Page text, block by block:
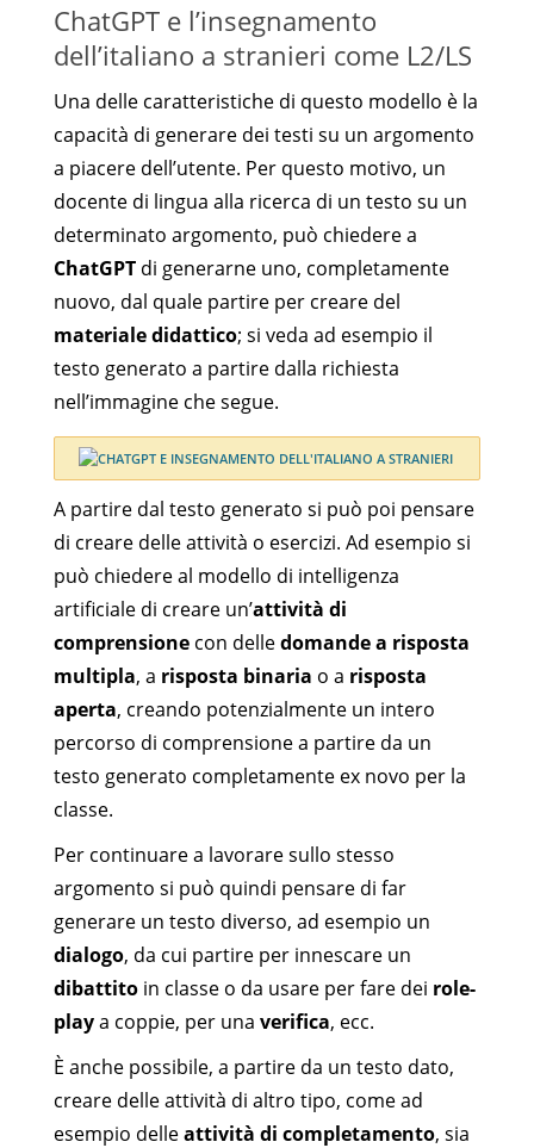
ChatGPT e l’insegnamento
dell’italiano a stranieri come L2/LS
Una delle caratteristiche di questo modello è la
capacità di generare dei testi su un argomento
a piacere dell’utente. Per questo motivo, un
docente di lingua alla ricerca di un testo su un
determinato argomento, può chiedere a
ChatGPT di generarne uno, completamente
nuovo, dal quale partire per creare del
materiale didattico; si veda ad esempio il
testo generato a partire dalla richiesta
nell’immagine che segue.
A partire dal testo generato si può poi pensare
di creare delle attività o esercizi. Ad esempio si
può chiedere al modello di intelligenza
artificiale di creare un’attività di
comprensione con delledomande a risposta
multipla, a risposta binaria o a risposta
aperta, creando potenzialmente un intero
percorso di comprensione a partire da un
testo generato completamente ex novo per la
classe.
Per continuare a lavorare sullo stesso
argomento si può quindi pensare di far
generare un testo diverso, ad esempio un
dialogo, da cui partire per innescare un
dibattito in classe o da usare per fare dei role-
playa coppie, per una verifica, ecc.
È anche possibile, a partire da un testo dato,
creare delle attività di altro tipo, come ad
esempio delleattività di completamento, sia